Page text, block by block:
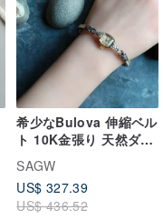
希少なBulova 伸縮ベル
ト 10K金張り 天然ダイ
ウォッチ 機械式手巻き
SAGW
US$ 327.39
US$ 436.52